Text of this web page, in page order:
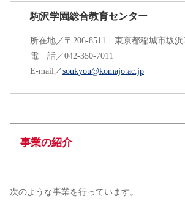
駒沢学園総合教育センター
所在地／〒206-8511 東京都稲城市坂浜
電 話／042-350-7011
E-mail／soukyou@komajo.ac.jp
事業の紹介
次のような事業を行っています。